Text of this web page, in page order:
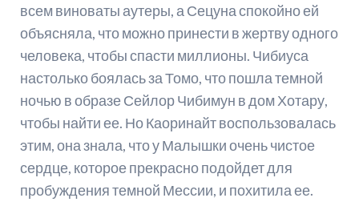
всем виноваты аутеры, а Сецуна спокойно ей
объясняла, что можно принести в жертву одного
человека, чтобы спасти миллионы. Чибиуса
настолько боялась за Томо, что пошла темной
ночью в образе Сейлор Чибимун в дом Хотару,
чтобы найти ее. Но Каоринайт воспользовалась
этим, она знала, что у Малышки очень чистое
сердце, которое прекрасно подойдет для
пробуждения темной Мессии, и похитила ее.